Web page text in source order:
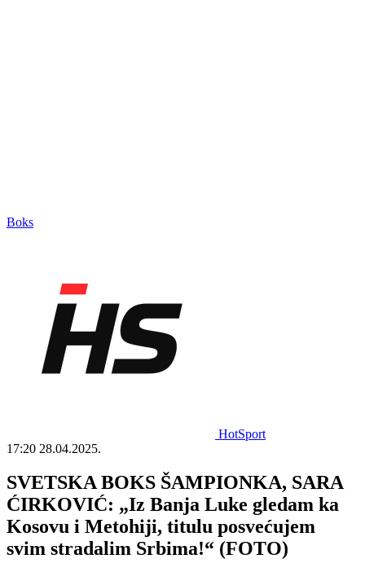
Boks
HotSport
17:20 28.04.2025.
SVETSKA BOKS ŠAMPIONKA, SARA
ĆIRKOVIĆ: „Iz Banja Luke gledam ka
Kosovu i Metohiji, titulu posvećujem
svim stradalim Srbima!“ (FOTO)